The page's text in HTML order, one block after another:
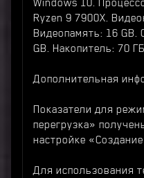
Windows 10.
Ryzen 9 7900X.
Видеопамять: 16 GB.
GB. Накопитель: 70
Дополнительная
Показатели для
перегрузка»
настройке
Для использования